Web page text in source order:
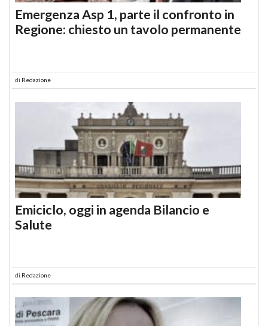
Emergenza Asp 1, parte il confronto in
Regione: chiesto un tavolo permanente
di Redazione
Emiciclo, oggi in agenda Bilancio e
Salute
di Redazione